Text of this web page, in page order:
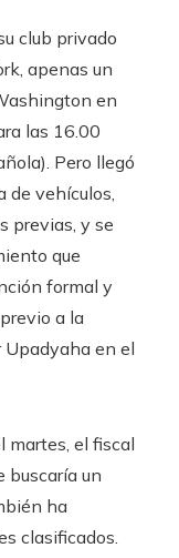
club privado
apenas un
en
las 16.00
Pero llegó
de vehículos,
previas, y se
que
formal y
a la
en el
martes, el fiscal
buscaría un
ha
clasificados.